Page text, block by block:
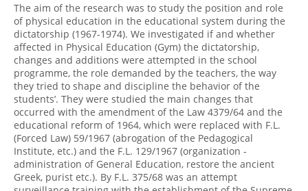
The aim of the research was to study the position and role
of physical education in the educational system during the
dictatorship (1967-1974). We investigated if and whether
affected in Physical Education (Gym) the dictatorship,
changes and additions were attempted in the school
programme, the role demanded by the teachers, the way
they tried to shape and discipline the behavior of the
students’. They were studied the main changes that
occurred with the amendment of the Law 4379/64 and the
educational reform of 1964, which were replaced with F.L.
(Forced Law) 59/1967 (abrogation of the Pedagogical
Institute, etc.) and the F.L. 129/1967 (organization -
administration of General Education, restore the ancient
Greek, purist etc.). By F.L. 375/68 was an attempt